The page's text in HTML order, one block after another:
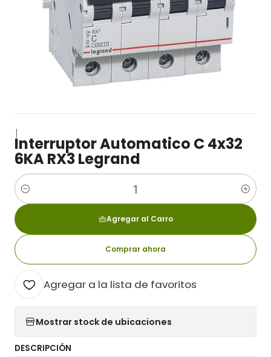
|
Interruptor Automatico C 4x32
6KA RX3 Legrand
Cantidad
Agregar al Carro
Comprar ahora
Agregar a la lista de favoritos
Mostrar stock de ubicaciones
DESCRIPCIÓN